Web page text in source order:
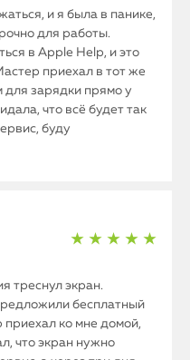
и я была в панике,
для работы.
в Apple Help, и это
приехал в тот же
для зарядки прямо у
что всё будет так
буду
★ ★ ★ ★ ★
треснул экран.
бесплатный
приехал ко мне домой,
что экран нужно